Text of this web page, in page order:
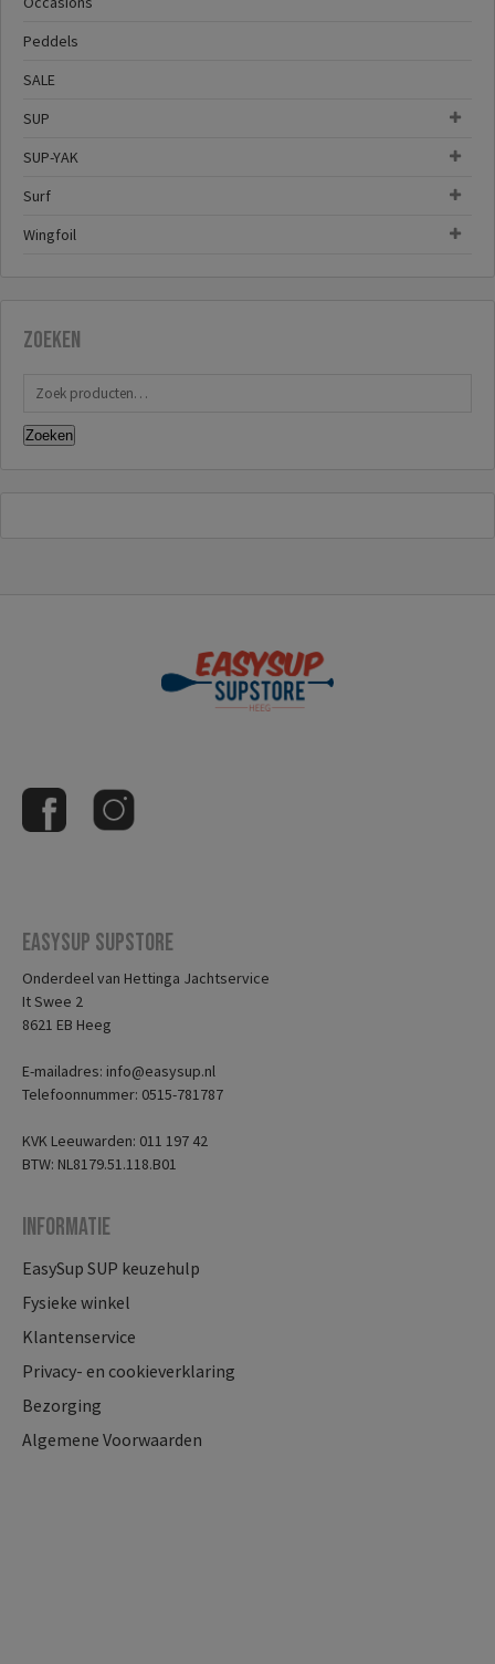
Peddels
SALE
SUP
SUP-YAK
Surf
Wingfoil
Zoeken
Zoeken
Easysup Supstore
Onderdeel van Hettinga Jachtservice
It Swee 2
8621 EB Heeg
E-mailadres: info@easysup.nl
Telefoonnummer: 0515-781787
KVK Leeuwarden: 011 197 42
BTW: NL8179.51.118.B01
Informatie
EasySup SUP keuzehulp
Fysieke winkel
Klantenservice
Privacy- en cookieverklaring
Bezorging
Algemene Voorwaarden